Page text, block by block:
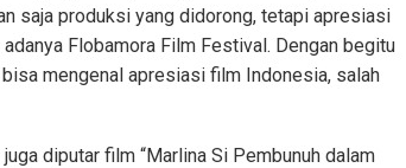
saja produksi yang didorong, tetapi apresiasi
Flobamora Film Festival. Dengan begitu
mengenal apresiasi film Indonesia, salah
diputar film “Marlina Si Pembunuh dalam